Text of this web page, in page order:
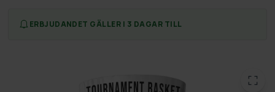
ERBJUDANDET GÄLLER I 3 DAGAR TILL